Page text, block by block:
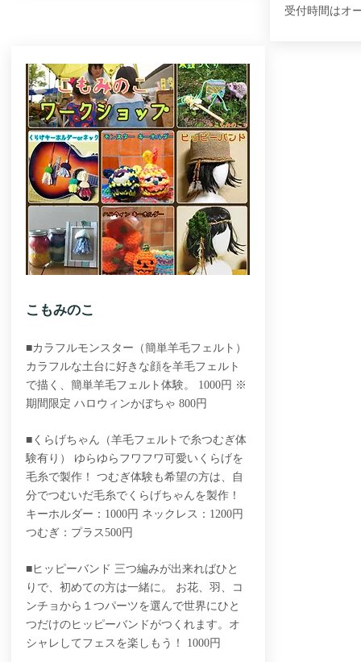
受付時間はオ
こもみのこ
■カラフルモンスター（簡単羊毛フェルト）
カラフルな土台に好きな顔を羊毛フェルト
で描く、簡単羊毛フェルト体験。 1000円 ※
期間限定 ハロウィンかぼちゃ 800円
■くらげちゃん（羊毛フェルトで糸つむぎ体
験有り） ゆらゆらフワフワ可愛いくらげを
毛糸で製作！ つむぎ体験も希望の方は、自
分でつむいだ毛糸でくらげちゃんを製作！
キーホルダー：1000円 ネックレス：1200円
つむぎ：プラス500円
■ヒッピーバンド 三つ編みが出来ればひと
りで、初めての方は一緒に。 お花、羽、コ
ンチョから１つパーツを選んで世界にひと
つだけのヒッピーバンドがつくれます。オ
シャレしてフェスを楽しもう！ 1000円